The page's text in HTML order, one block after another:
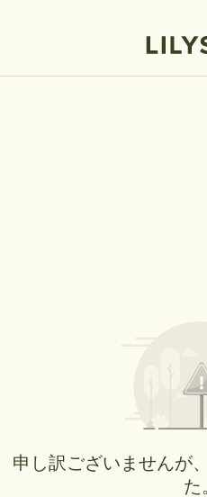
申し訳ございませんが
た